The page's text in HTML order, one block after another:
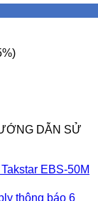
DẪN SỬ